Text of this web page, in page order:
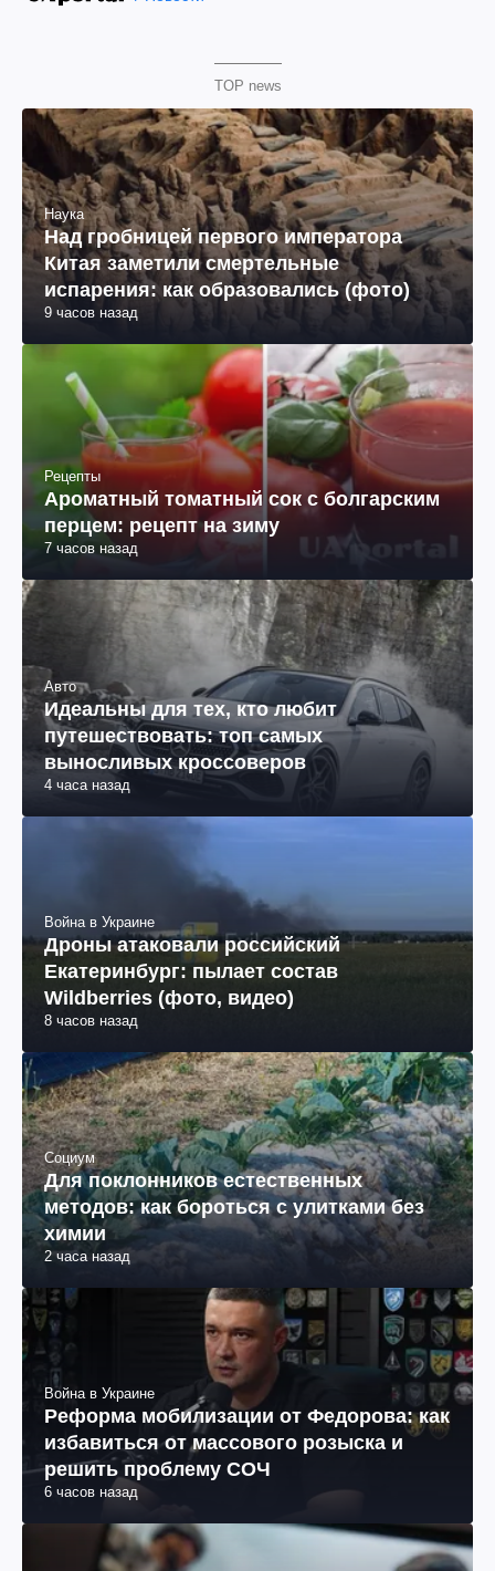
TOP news
Наука
Над гробницей первого императора
Китая заметили смертельные
испарения: как образовались (фото)
9 часов назад
Рецепты
Ароматный томатный сок с болгарским
перцем: рецепт на зиму
7 часов назад
Авто
Идеальны для тех, кто любит
путешествовать: топ самых
выносливых кроссоверов
4 часа назад
Война в Украине
Дроны атаковали российский
Екатеринбург: пылает состав
Wildberries (фото, видео)
8 часов назад
Социум
Для поклонников естественных
методов: как бороться с улитками без
химии
2 часа назад
Война в Украине
Реформа мобилизации от Федорова: как
избавиться от массового розыска и
решить проблему СОЧ
6 часов назад